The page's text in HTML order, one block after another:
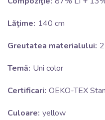
Lăţime: 140 cm
Greutatea materialului:
Temă: Uni color
Certificari: OEKO-TEX
Culoare: yellow